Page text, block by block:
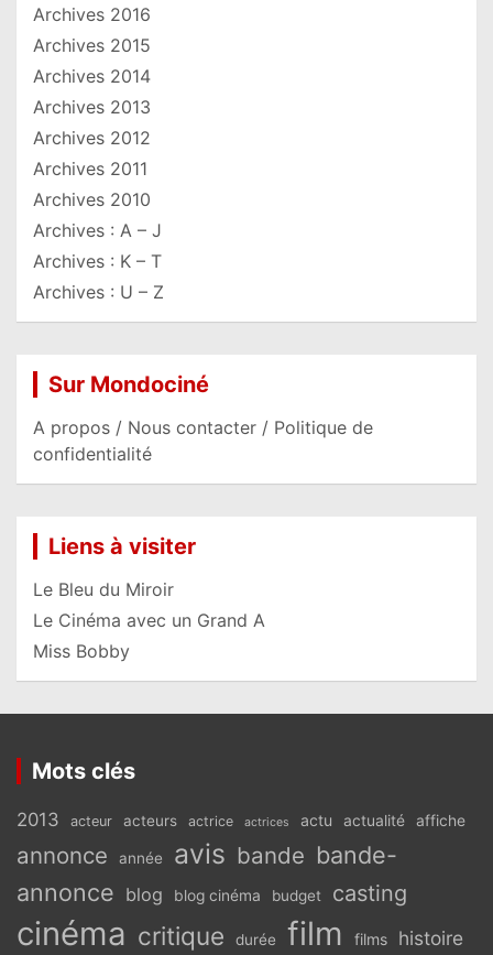
Archives 2016
Archives 2015
Archives 2014
Archives 2013
Archives 2012
Archives 2011
Archives 2010
Archives : A – J
Archives : K – T
Archives : U – Z
Sur Mondociné
A propos / Nous contacter / Politique de
confidentialité
Liens à visiter
Le Bleu du Miroir
Le Cinéma avec un Grand A
Miss Bobby
Mots clés
2013 acteur acteurs actrice actrices actu actualité affiche
annonce année avis bande bande-
annonce blog blog cinéma budget casting
cinéma critique durée film films histoire